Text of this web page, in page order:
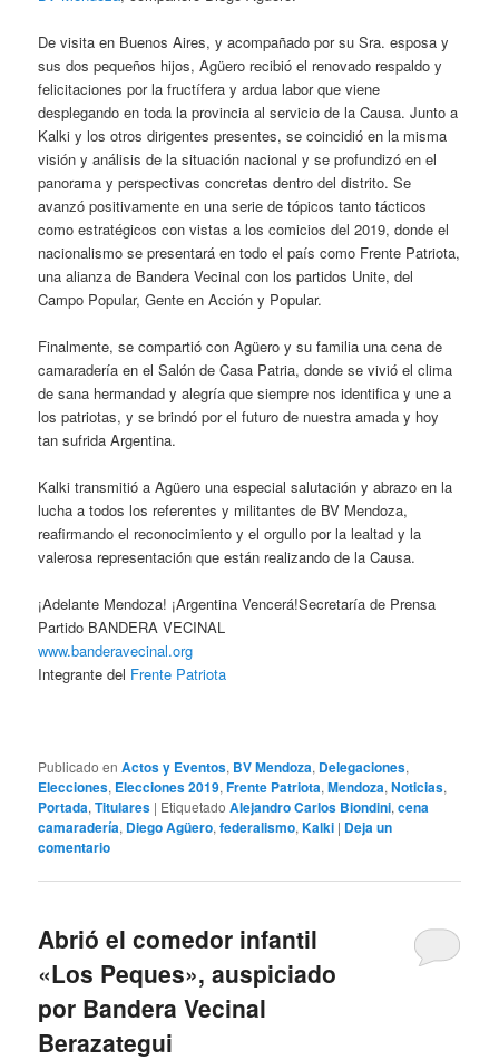
De visita en Buenos Aires, y acompañado por su Sra. esposa y
sus dos pequeños hijos, Agüero recibió el renovado respaldo y
felicitaciones por la fructífera y ardua labor que viene
desplegando en toda la provincia al servicio de la Causa. Junto a
Kalki y los otros dirigentes presentes, se coincidió en la misma
visión y análisis de la situación nacional y se profundizó en el
panorama y perspectivas concretas dentro del distrito. Se
avanzó positivamente en una serie de tópicos tanto tácticos
como estratégicos con vistas a los comicios del 2019, donde el
nacionalismo se presentará en todo el país como Frente Patriota,
una alianza de Bandera Vecinal con los partidos Unite, del
Campo Popular, Gente en Acción y Popular.
Finalmente, se compartió con Agüero y su familia una cena de
camaradería en el Salón de Casa Patria, donde se vivió el clima
de sana hermandad y alegría que siempre nos identifica y une a
los patriotas, y se brindó por el futuro de nuestra amada y hoy
tan sufrida Argentina.
Kalki transmitió a Agüero una especial salutación y abrazo en la
lucha a todos los referentes y militantes de BV Mendoza,
reafirmando el reconocimiento y el orgullo por la lealtad y la
valerosa representación que están realizando de la Causa.
¡Adelante Mendoza! ¡Argentina Vencerá!Secretaría de Prensa
Partido BANDERA VECINAL
www.banderavecinal.org
Integrante del Frente Patriota
Publicado en Actos y Eventos, BV Mendoza, Delegaciones,
Elecciones, Elecciones 2019,Frente Patriota,Mendoza,Noticias,
Portada,Titulares | Etiquetado Alejandro Carlos Biondini,cena
camaradería, Diego Agüero,federalismo,Kalki | Deja un
comentario
Abrió el comedor infantil
«Los Peques», auspiciado
por Bandera Vecinal
Berazategui